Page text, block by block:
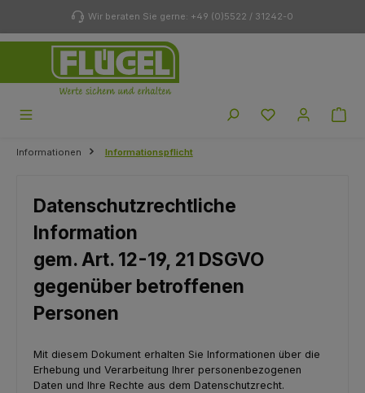
Zum Hauptinhalt springenWir beraten Sie gerne: +49 (0)5522 / 31242-0
Du hast 0
Informationen Informationspflicht
Datenschutzrechtliche
Information
gem. Art. 12-19, 21 DSGVO
gegenüber betroffenen
Personen
Mit diesem Dokument erhalten Sie Informationen über die
Erhebung und Verarbeitung Ihrer personenbezogenen
Daten und Ihre Rechte aus dem Datenschutzrecht.